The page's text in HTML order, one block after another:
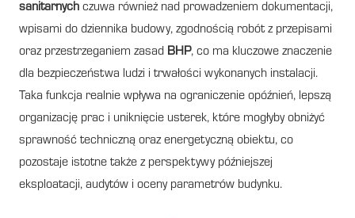
sanitarnych czuwa również nad prowadzeniem dokumentacji,
wpisami do dziennika budowy, zgodnością robót z przepisami
oraz przestrzeganiem zasad BHP, co ma kluczowe znaczenie
dla bezpieczeństwa ludzi i trwałości wykonanych instalacji.
Taka funkcja realnie wpływa na ograniczenie opóźnień, lepszą
organizację prac i uniknięcie usterek, które mogłyby obniżyć
sprawność techniczną oraz energetyczną obiektu, co
pozostaje istotne także z perspektywy późniejszej
eksploatacji, audytów i oceny parametrów budynku.